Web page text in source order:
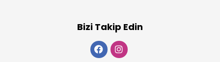
Bizi Takip Edin